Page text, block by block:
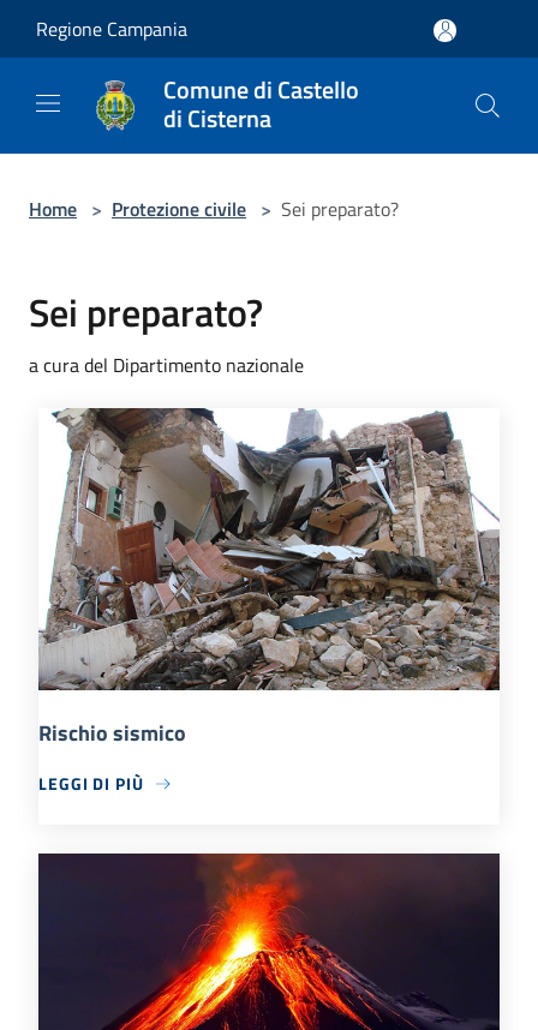
Regione Campania
Comune di Castello
di Cisterna
Home > Protezione civile > Sei preparato?
Sei preparato?
a cura del Dipartimento nazionale
Rischio sismico
LEGGI DI PIÙ